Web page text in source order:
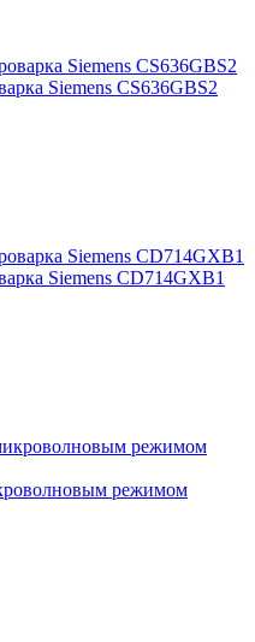
Siemens CS636GBS2
Siemens CD714GXB1
режимом